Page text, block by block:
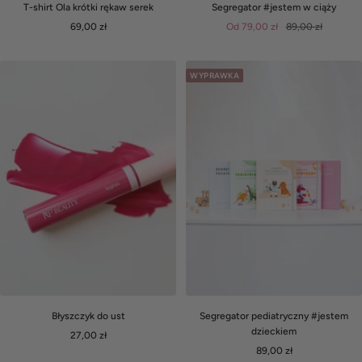
T-shirt Ola krótki rękaw serek
Cena
69,00 zł
Segregator #jestem w ciąży
Cena
Od 79,00 zł
Cena
89,00 zł
Błyszczyk do ust
Cena
27,00 zł
WYPRAWKA
Segregator pediatryczny #jestem
dzieckiem
Cena
89,00 zł